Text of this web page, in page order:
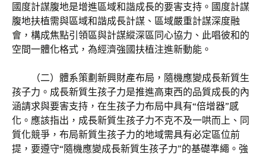
國度計謀腹地是增進區域和諧成長的要害支持。國度計謀
腹地扶植需與區域和諧成長計謀、區域嚴重計謀深度融
會，構成焦點引領區與計謀縱深區同心協力、此唱彼和的
空間一體化格式，為經濟強國扶植注進新動能。
（二）體系策劃新興財產布局，隨機應變成長新質生
孩子力。成長新質生孩子力是推進高東西的品質成長的內
涵請求與要害支持，在生孩子力布局中具有“倍增器”感
化。應該指出，成長新質生孩子力不克不及一哄而上、同
質化競爭，布局新質生孩子力的地域需具有必定區位前
提，要遵守“隨機應變成長新質生孩子力”的基礎準繩。強